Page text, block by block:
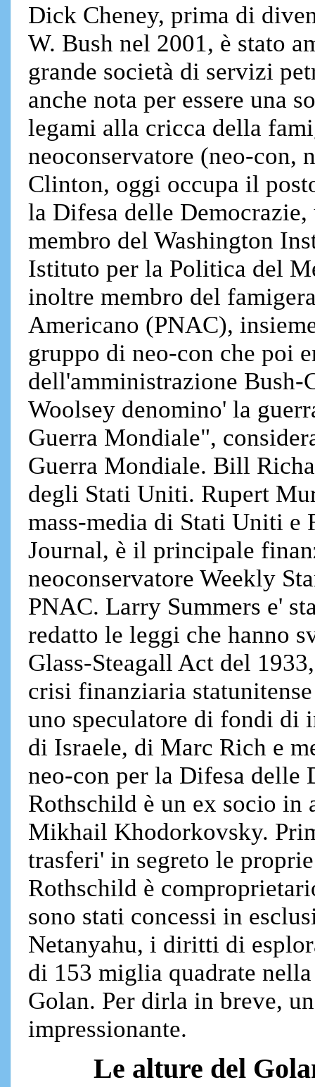
Dick Cheney, prima di
W. Bush nel 2001, è stato
grande società di servizi
anche nota per essere una
legami alla cricca della
neoconservatore (neo-
Clinton, oggi occupa il
la Difesa delle
membro del Washington
Istituto per la Politica del
inoltre membro del
Americano (PNAC),
gruppo di neo-con che poi
dell'amministrazione Bush-
Woolsey denomino' la
Guerra Mondiale",
Guerra Mondiale. Bill
degli Stati Uniti. Rupert
mass-media di Stati Uniti e
Journal, è il principale
neoconservatore Weekly
PNAC. Larry Summers e'
redatto le leggi che hanno
Glass-Steagall Act del
crisi finanziaria
uno speculatore di fondi di
di Israele, di Marc Rich e
neo-con per la Difesa delle
Rothschild è un ex socio
Mikhail Khodorkovsky.
trasferi' in segreto le
Rothschild è
sono stati concessi in
Netanyahu, i diritti di
di 153 miglia quadrate
Golan. Per dirla in breve,
impressionante.
Le alture del